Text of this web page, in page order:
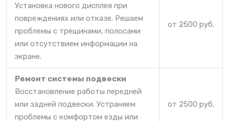
Установка нового дисплея при
повреждениях или отказе. Решаем
проблемы с трещинами, полосами
или отсутствием информации на
экране.
от 2500 руб.
Ремонт системы подвески
Восстановление работы передней
или задней подвески. Устраняем
проблемы с комфортом езды или
от 2500 руб.